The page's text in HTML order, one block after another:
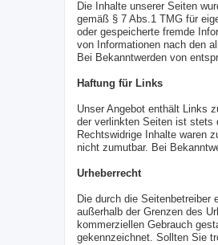
Die Inhalte unserer Seiten
gemäß § 7 Abs.1 TMG für
oder gespeicherte fremde
von Informationen nach den
Bei Bekanntwerden von
Haftung für Links
Unser Angebot enthält Links
der verlinkten Seiten ist stets
Rechtswidrige Inhalte waren
nicht zumutbar. Bei
Urheberrecht
Die durch die Seitenbetreiber
außerhalb der Grenzen des
kommerziellen Gebrauch
gekennzeichnet. Sollten Sie